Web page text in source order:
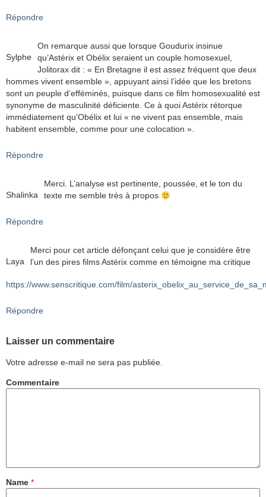
Répondre
Sylphe
On remarque aussi que lorsque Goudurix insinue
qu’Astérix et Obélix seraient un couple homosexuel,
Jolitorax dit : « En Bretagne il est assez fréquent que deux
hommes vivent ensemble », appuyant ainsi l’idée que les bretons
sont un peuple d’efféminés, puisque dans ce film homosexualité est
synonyme de masculinité déficiente. Ce à quoi Astérix rétorque
immédiatement qu’Obélix et lui « ne vivent pas ensemble, mais
habitent ensemble, comme pour une colocation ».
Répondre
Shalinka
Merci. L’analyse est pertinente, poussée, et le ton du
texte me semble très à propos
Répondre
Laya
Merci pour cet article défonçant celui que je considère être
l’un des pires films Astérix comme en témoigne ma critique
https://www.senscritique.com/film/
Répondre
Laisser un commentaire
Votre adresse e-mail ne sera pas publiée.
Commentaire
Name *